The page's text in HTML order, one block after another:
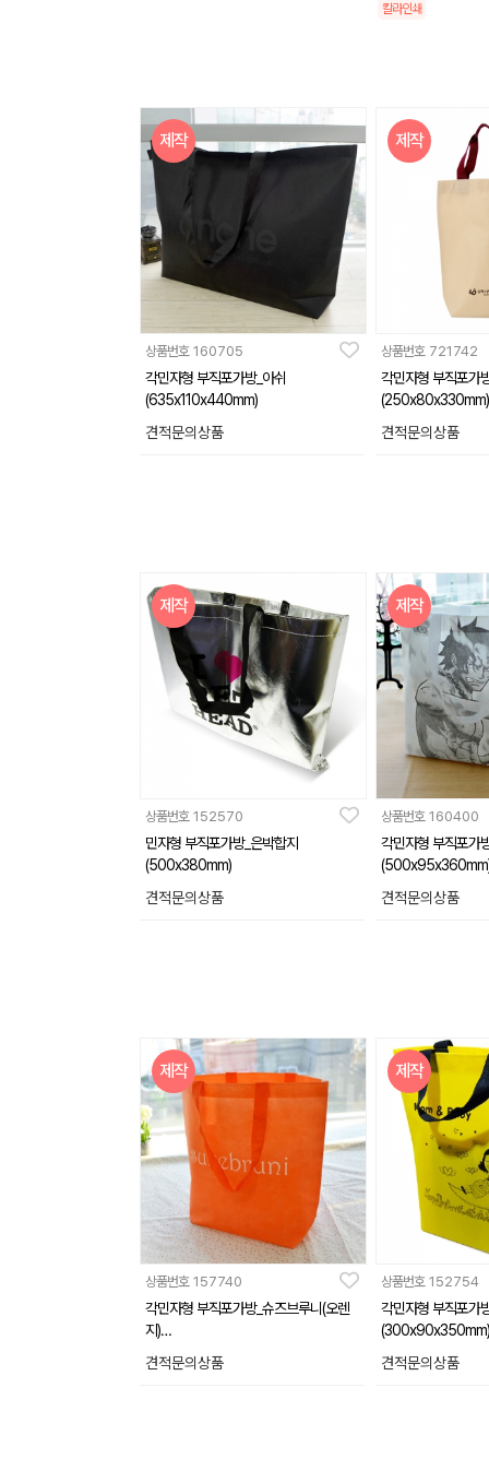
칼라인쇄
제작
상품번호 160705
각민자형 부직포가방_아쉬
(635x110x440mm)
견적문의상품
제작
상품번호 721742
각민자형 부직포가
(250x80x330mm)
견적문의상품
제작
상품번호 152570
민자형 부직포가방_은박합지
(500x380mm)
견적문의상품
제작
상품번호 160400
각민자형 부직포가
견적문의상품
제작
상품번호 157740
각민자형 부직포가방_슈즈브루니(오렌
지)
(400x130x350mm)
견적문의상품
제작
상품번호 152754
각민자형 부직포가
(300x90x350mm)
견적문의상품